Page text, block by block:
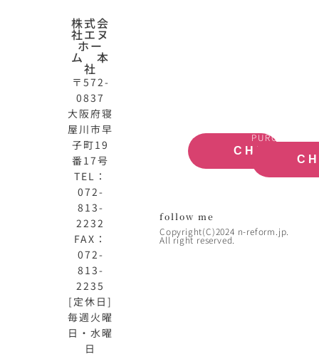
株式会
社エヌ
ホー
ム 本
社
〒572-
0837
大阪府寝
屋川市早
子町19
番17号
TEL：
072-
813-
2232
FAX：
072-
813-
2235
[定休日]
毎週火曜
日・水曜
日
CHECK
PURCHASE
follow me
Copyright(C)2024 n-reform.jp.
All right reserved.